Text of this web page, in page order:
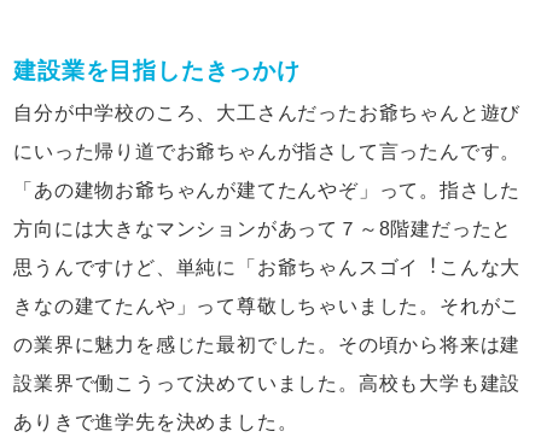
建設業を目指したきっかけ
自分が中学校のころ、大工さんだったお爺ちゃんと遊び
にいった帰り道でお爺ちゃんが指さして言ったんです。
「あの建物お爺ちゃんが建てたんやぞ」って。指さした
方向には大きなマンションがあって７～8階建だったと
思うんですけど、単純に「お爺ちゃんスゴイ︕こんな大
きなの建てたんや」って尊敬しちゃいました。それがこ
の業界に魅力を感じた最初でした。その頃から将来は建
設業界で働こうって決めていました。高校も大学も建設
ありきで進学先を決めました。